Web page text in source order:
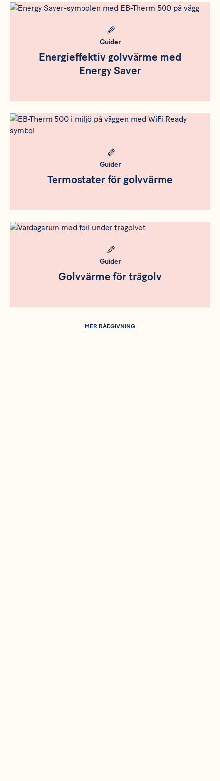
Meta bild
Guider
Energieffektiv golvvärme med
Energy Saver
Meta bild
Guider
Termostater för golvvärme
Meta bild
Guider
Golvvärme för trägolv
MER RÅDGIVNING